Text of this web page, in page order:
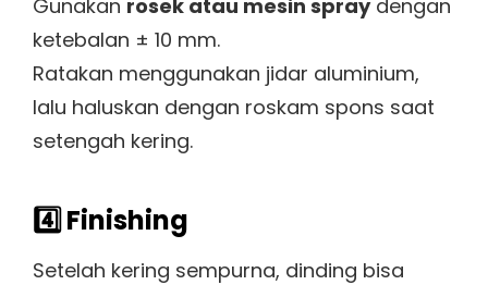
Gunakan rosek atau mesin spraydengan
ketebalan ± 10 mm.
Ratakan menggunakan jidar aluminium,
lalu haluskan dengan roskam spons saat
setengah kering.
4️⃣ Finishing
Setelah kering sempurna, dinding bisa